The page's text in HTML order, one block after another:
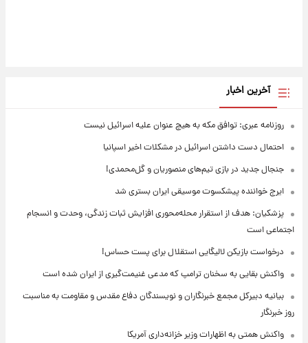
آخرین اخبار
روزنامه عبری: توافق مکه به هیچ عنوان علیه اسرائیل نیست
احتمال دست داشتن اسرائیل در مشکلات اخیر اسپانیا
جنجال جدید در بازی تیم‌های منصوریان و گل‌محمدی!
ایرج خواننده پیشکسوت موسیقی ایران بستری شد
پزشکیان: هدف از استقرار محله‌محوری افزایش ثبات زندگی، وحدت و انسجام
اجتماعی است
درخواست بازیکن لالیگایی استقلال برای پست حساس!
واکنش بقایی به سخنان ترامپ که مدعی غنیمت‌گیری از ایران شده است
بیانیه دبیرکل مجمع خبرنگاران و نویسندگان دفاع مقدس و مقاومت به مناسبت
روز خبرنگار
واکنش همتی به اظهارات وزیر خزانه‌داری آمریکا